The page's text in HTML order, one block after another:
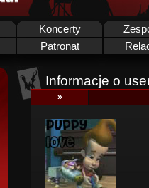
Koncerty
Patronat
Informacje o
»